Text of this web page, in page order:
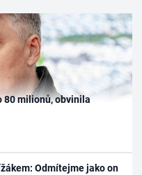
80 milionů, obvinila
Odmítejme jako on